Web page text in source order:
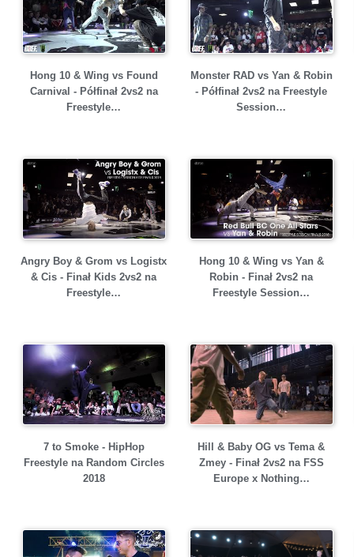
Hong 10 & Wing vs Found
Carnival - Półfinał 2vs2 na
Freestyle…
Monster RAD vs Yan & Robin
- Półfinał 2vs2 na Freestyle
Session…
Angry Boy & Grom vs Logistx
& Cis - Finał Kids 2vs2 na
Freestyle…
Hong 10 & Wing vs Yan &
Robin - Finał 2vs2 na
Freestyle Session…
7 to Smoke - HipHop
Freestyle na Random Circles
2018
Hill & Baby OG vs Tema &
Zmey - Finał 2vs2 na FSS
Europe x Nothing…